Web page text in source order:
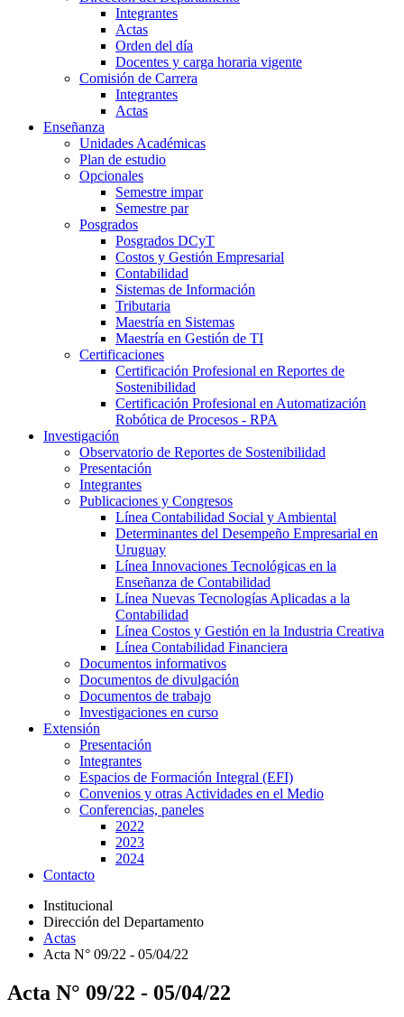
Integrantes
Actas
Orden del día
Docentes y carga horaria vigente
Comisión de Carrera
Integrantes
Actas
Enseñanza
Unidades Académicas
Plan de estudio
Opcionales
Semestre impar
Semestre par
Posgrados
Posgrados DCyT
Costos y Gestión Empresarial
Contabilidad
Sistemas de Información
Tributaria
Maestría en Sistemas
Maestría en Gestión de TI
Certificaciones
Certificación Profesional en Reportes de
Sostenibilidad
Certificación Profesional en Automatización
Robótica de Procesos - RPA
Investigación
Observatorio de Reportes de Sostenibilidad
Presentación
Integrantes
Publicaciones y Congresos
Línea Contabilidad Social y Ambiental
Determinantes del Desempeño Empresarial en
Uruguay
Línea Innovaciones Tecnológicas en la
Enseñanza de Contabilidad
Línea Nuevas Tecnologías Aplicadas a la
Contabilidad
Línea Costos y Gestión en la Industria Creativa
Línea Contabilidad Financiera
Documentos informativos
Documentos de divulgación
Documentos de trabajo
Investigaciones en curso
Extensión
Presentación
Integrantes
Espacios de Formación Integral (EFI)
Convenios y otras Actividades en el Medio
Conferencias, paneles
2022
2023
2024
Contacto
Institucional
Dirección del Departamento
Actas
Acta N° 09/22 - 05/04/22
Acta N° 09/22 - 05/04/22